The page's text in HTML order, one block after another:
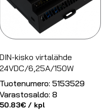
DIN-kisko virtalähde
24VDC/6,25A/150W
Tuotenumero: 5153529
Varastosaldo: 8
50.83€ / kpl